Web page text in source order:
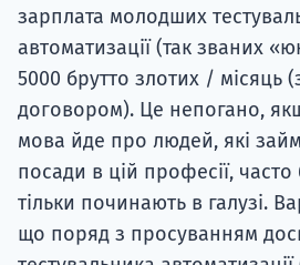
зарплата молодших
автоматизації (так званих
5000 брутто злотих / місяць
договором). Це непогано,
мова йде про людей, які
посади в цій професії, часто
тільки починають в галузі.
що поряд з просуванням